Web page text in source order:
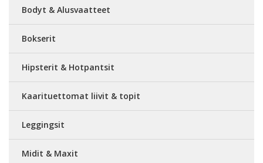
Bodyt & Alusvaatteet
Bokserit
Hipsterit & Hotpantsit
Kaarituettomat liivit & topit
Leggingsit
Midit & Maxit